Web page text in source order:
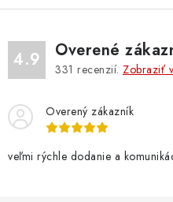
v
p
i
u
4.9 Overené
331 recenzií. Zobraziť
Overený zákazník
veľmi rýchle dodanie a